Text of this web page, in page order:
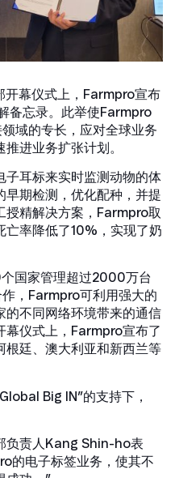
开幕仪式上，Farmpro宣布
备忘录。此举使Farmpro
域的专长，应对全球业务
进业务扩张计划。
子耳标来实时监测动物的体
早期检测，优化配种，并提
授精解决方案，Farmpro取
亡率降低了10%，实现了奶
国家管理超过2000万台
，Farmpro可利用强大的
的不同网络环境带来的通信
幕仪式上，Farmpro宣布了
根廷、澳大利亚和新西兰等
Big IN”的支持下，
负责人Kang Shin-ho表
的电子标签业务，使其不